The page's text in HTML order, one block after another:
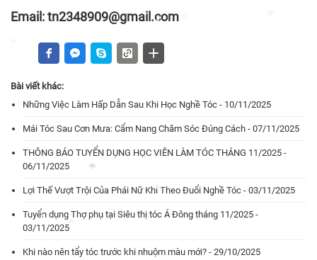
*
*
*
*
Email: tn2348909@gmail.com
Bài viết khác:
Những Việc Làm Hấp Dẫn Sau Khi Học Nghề Tóc - 10/11/2025
Mái Tóc Sau Cơn Mưa: Cẩm Nang Chăm Sóc Đúng Cách - 07/11/2025
THÔNG BÁO TUYỂN DỤNG HỌC VIÊN LÀM TÓC THÁNG 11/2025 -
06/11/2025
Lợi Thế Vượt Trội Của Phái Nữ Khi Theo Đuổi Nghề Tóc - 03/11/2025
Tuyển dụng Thợ phụ tại Siêu thị tóc Á Đông tháng 11/2025 -
03/11/2025
Khi nào nên tẩy tóc trước khi nhuộm màu mới? - 29/10/2025